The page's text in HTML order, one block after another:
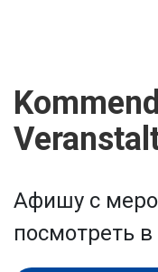
Афишу с
посмотреть в